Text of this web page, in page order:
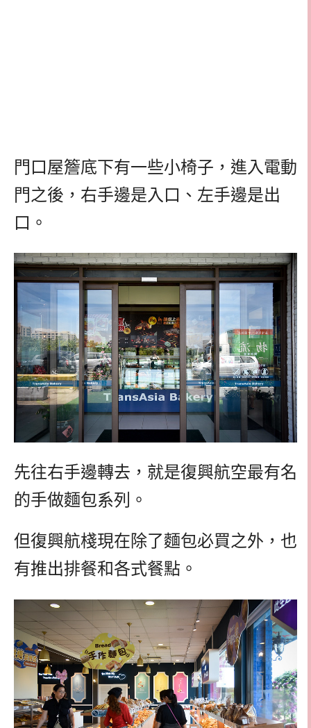
門口屋簷底下有一些小椅子，進入電動
門之後，右手邊是入口、左手邊是出
口。
先往右手邊轉去，就是復興航空最有名
的手做麵包系列。
但復興航棧現在除了麵包必買之外，也
有推出排餐和各式餐點。